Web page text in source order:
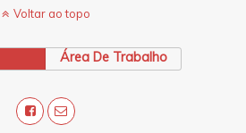
Voltar ao topo
Área De Trabalho